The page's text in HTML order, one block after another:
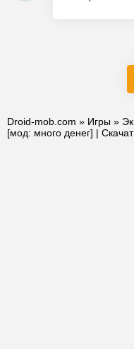
Droid-mob.com » Игры »
[мод: много денег] |